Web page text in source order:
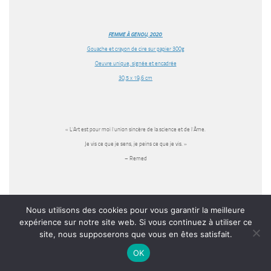
FEMME À GENOU, 2020
Gouache et crayon de cire sur papier 300g
Oeuvre unique, signée et encadrée
30,5 x 19,6 cm
« L’Art est pour moi l’union sincère de la science et de l’Âme.
Je vis ce que je sens, je peins ce que je vis. »
– Remed
Découvrez l’artiste
Nous utilisons des cookies pour vous garantir la meilleure
expérience sur notre site web. Si vous continuez à utiliser ce
site, nous supposerons que vous en êtes satisfait.
OK